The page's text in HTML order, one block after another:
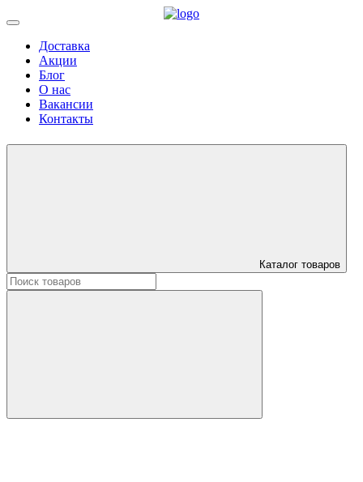
Доставка
Акции
Блог
О нас
Вакансии
Контакты
Каталог товаров
Искать: